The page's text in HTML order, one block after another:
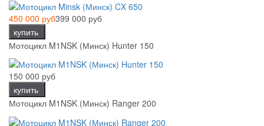
450 000 руб399 000 руб
купить
Мотоцикл M1NSK (Минск) Hunter 150
150 000 руб
купить
Мотоцикл M1NSK (Минск) Ranger 200